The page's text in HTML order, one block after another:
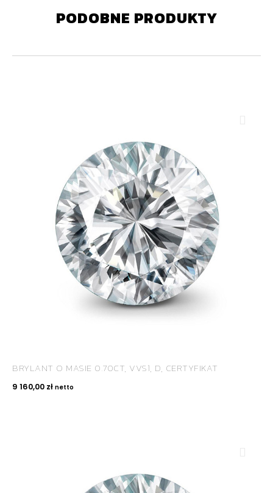
PODOBNE PRODUKTY
BRYLANT O MASIE 0.70CT, VVS1, D, CERTYFIKAT
9 160,00 zł netto